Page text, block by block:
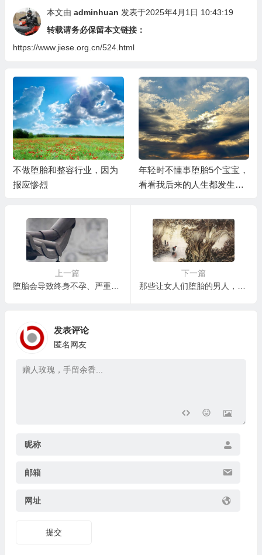
本文由 adminhuan 发表于2025年4月1日 10:43:19
转载请务必保留本文链接：
https://www.jiese.org.cn/524.html
不做堕胎和整容行业，因为
报应惨烈
年轻时不懂事堕胎5个宝宝，
看看我后来的人生都发生了
上一篇
堕胎会导致终身不孕、严重的可致死！
下一篇
发表评论
匿名网友
昵称
邮箱
网址
提交